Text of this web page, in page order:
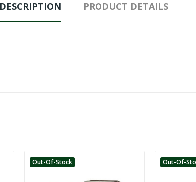
DESCRIPTION PRODUCT DETAILS
Out-Of-Stock Out-Of-